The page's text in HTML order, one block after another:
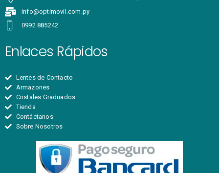
info@optimovil.com.py
0992 885242
Enlaces Rápidos
Lentes de Contacto
Armazones
Cristales Graduados
Tienda
Contáctanos
Sobre Nosotros